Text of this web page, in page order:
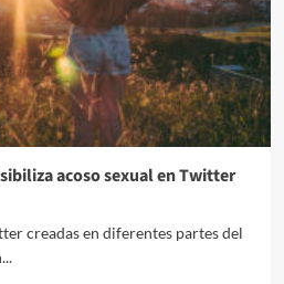
acoso sexual en Twitter
creadas en diferentes partes del